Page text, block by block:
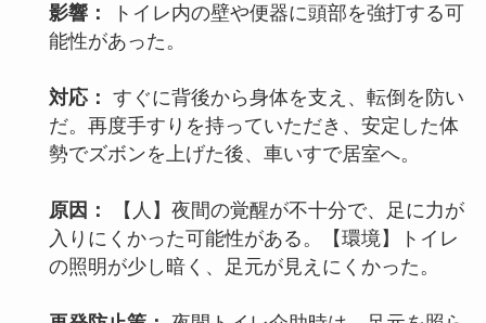
影響：
トイレ内の壁や便器に頭部を強打する可
能性があった。
対応： すぐに背後から身体を支え、転倒を防い
だ。再度手すりを持っていただき、安定した体
勢でズボンを上げた後、車いすで居室へ。
原因：
【人】夜間の覚醒が不十分で、足に力が
入りにくかった可能性がある。【環境】トイレ
の照明が少し暗く、足元が見えにくかった。